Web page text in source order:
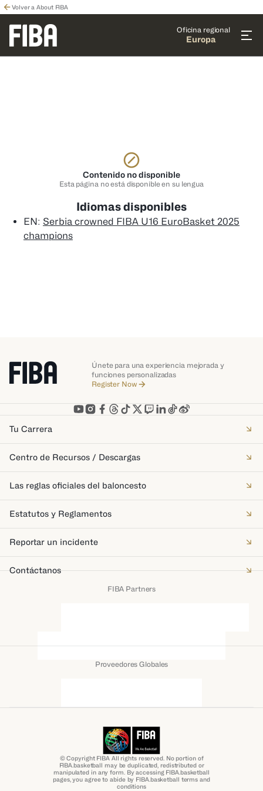
Volver a About FIBA
Oficina regional
Europa
Contenido no disponible
Esta página no está disponible en su lengua
Idiomas disponibles
EN: Serbia crowned FIBA U16 EuroBasket 2025
champions
Únete para una experiencia mejorada y
funciones personalizadas
Register Now
Tu Carrera
Centro de Recursos / Descargas
Las reglas oficiales del baloncesto
Estatutos y Reglamentos
Reportar un incidente
Contáctanos
FIBA Partners
Proveedores Globales
© Copyright FIBA All rights reserved. No portion of
FIBA.basketball may be duplicated, redistributed or
manipulated in any form. By accessing FIBA.basketball
pages, you agree to abide by FIBA.basketball terms and
conditions